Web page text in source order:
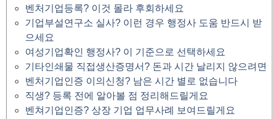
벤처기업등록? 이것 몰라 후회하세요
기업부설연구소 실사? 이런 경우 행정사 도움 반드시 받
으세요
여성기업확인 행정사? 이 기준으로 선택하세요
기타인쇄물 직접생산증명서? 돈과 시간 날리지 않으려면
벤처기업인증 이의신청? 남은 시간 별로 없습니다
직생? 등록 전에 알아볼 점 정리해드릴게요
벤쳐기업인증? 상장 기업 업무사례 보여드릴게요